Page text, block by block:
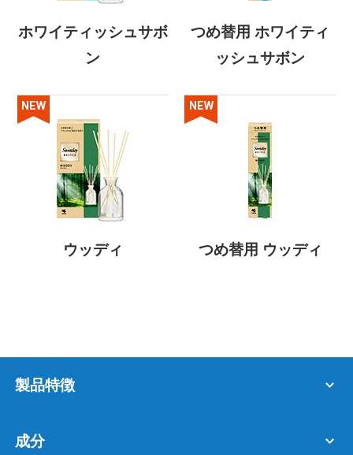
ホワイティッシュサボ
ン
つめ替用 ホワイティ
ッシュサボン
NEW
ウッディ
NEW
つめ替用 ウッディ
製品特徴
成分